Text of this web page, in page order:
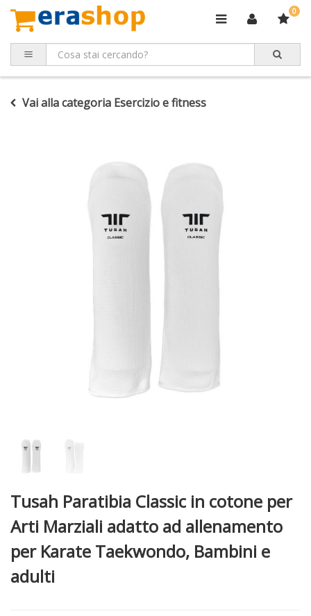
0
Vai alla categoria Esercizio e fitness
Tusah Paratibia Classic in cotone per
Arti Marziali adatto ad allenamento
per Karate Taekwondo, Bambini e
adulti